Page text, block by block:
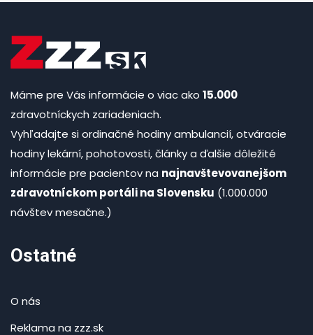
Máme pre Vás informácie o viac ako 15.000
zdravotníckych zariadeniach.
Vyhľadajte si ordinačné hodiny ambulancií, otváracie
hodiny lekární, pohotovosti, články a ďalšie dôležité
informácie pre pacientov na najnavštevovanejšom
zdravotníckom portáli na Slovensku (1.000.000
návštev mesačne.)
Ostatné
O nás
Reklama na zzz.sk